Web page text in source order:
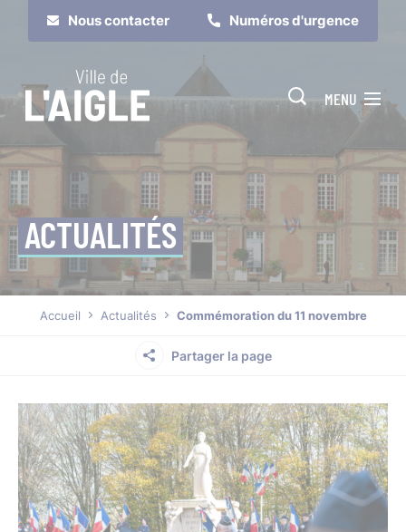
Nous contacter Numéros d'urgence
MENU
ACTUALITÉS
Accueil Actualités Commémoration du 11 novembre
Partager la page
Cookies management panel